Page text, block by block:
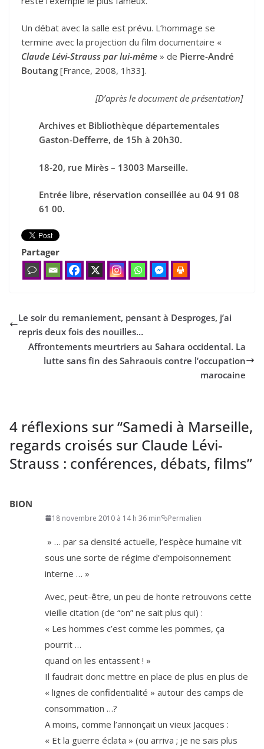
Un débat avec la salle est prévu. L’hommage se
termine avec la projection du film documentaire «
Claude Lévi-Strauss par lui-même » de Pierre-André
Boutang [France, 2008, 1h33].
[D’après le document de présentation]
Archives et Bibliothèque départementales
Gaston-Defferre, de 15h à 20h30.
18-20, rue Mirès – 13003 Marseille.
Entrée libre, réservation conseillée au 04 91 08
61 00.
Partager
Le soir du remaniement, pensant à Desproges, j’ai
repris deux fois des nouilles…
Affrontements meurtriers au Sahara occidental. La
lutte sans fin des Sahraouis contre l’occupation
marocaine
4 réflexions sur “Samedi à Marseille,
regards croisés sur Claude Lévi-
Strauss : conférences, débats, films”
BION
18 novembre 2010 à 14 h 36 min Permalien
» … par sa den­sité actuelle, l’espèce humaine vit
sous une sorte de régime d’empoisonnement
interne … »
Avec, peut-être, un peu de honte retrou­vons cette
vieille cita­tion (de “on” ne sait plus qui) :
« Les hommes c’est comme les pommes, ça
pourrit …
quand on les entassent ! »
Il fau­drait donc mettre en place de plus en plus de
« lignes de confi­den­tia­li­té » autour des camps de
consommation …?
A moins, comme l’an­non­çait un vieux Jacques :
« Et la guerre écla­ta » (ou arri­va ; je ne sais plus